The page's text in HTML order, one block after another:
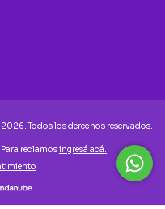
Todos los derechos reservados.
reclamosingresá acá.